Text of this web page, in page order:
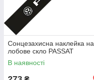
Сонцезахисна наклейка на
лобове скло PASSAT
В наявності